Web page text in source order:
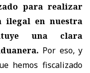
para realizar
ilegal en nuestra
una clara
Por eso, y
hemos fiscalizado